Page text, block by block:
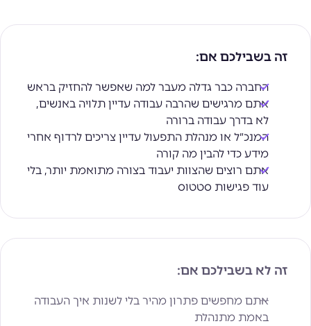
זה בשבילכם אם:
החברה כבר גדלה מעבר למה שאפשר להחזיק בראש
אתם מרגישים שהרבה עבודה עדיין תלויה באנשים,
לא בדרך עבודה ברורה
המנכ״ל או מנהלת התפעול עדיין צריכים לרדוף אחרי
מידע כדי להבין מה קורה
אתם רוצים שהצוות יעבוד בצורה מתואמת יותר, בלי
עוד פגישות סטטוס
זה לא בשבילכם אם:
אתם מחפשים פתרון מהיר בלי לשנות איך העבודה
באמת מתנהלת